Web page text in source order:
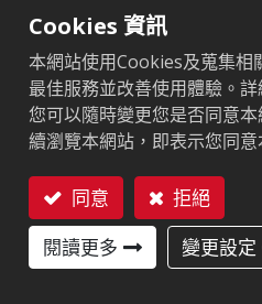
智慧財產管理計畫
供應鏈管理
產品永續
高階主管薪酬制度
提升企業價值計畫
個人資料保護與隱私管理政
利害關係人
請與佈局。
透過RFID標籤在
及IoT gateway 等
礎，拓展至演算
算的專利申請與
透過ID實體層與網
用軟體形成完整
請與佈局。
定期盤點並維護已
機密資訊與技術防護
Cookies 資訊
本網站使用Cookies及蒐集相
最佳服務並改善使用體驗。
您可以隨時變更您是否同意
續瀏覽本網站，即表示您同
同意
拒絕
閱讀更多
變更設定